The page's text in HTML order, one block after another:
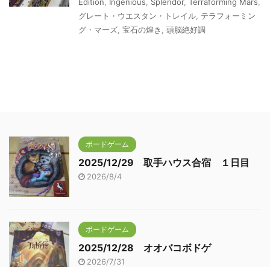
グレート・ウエスタン・トレイル テラフォーミン
グ・マーズ 宝石の煌き 頭脳絶好調
ボードゲーム
2025/12/29 取手ハウス合宿 １日目
2026/8/4
ボードゲーム
2025/12/28 オオバコボドゲ
2026/7/31